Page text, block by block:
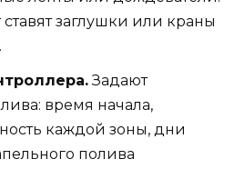
заглушки или краны
Задают
время начала,
каждой зоны, дни
полива